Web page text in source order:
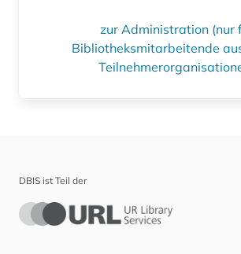
zur Administration (nur
Bibliotheksmitarbeitende
DBIS ist Teil der